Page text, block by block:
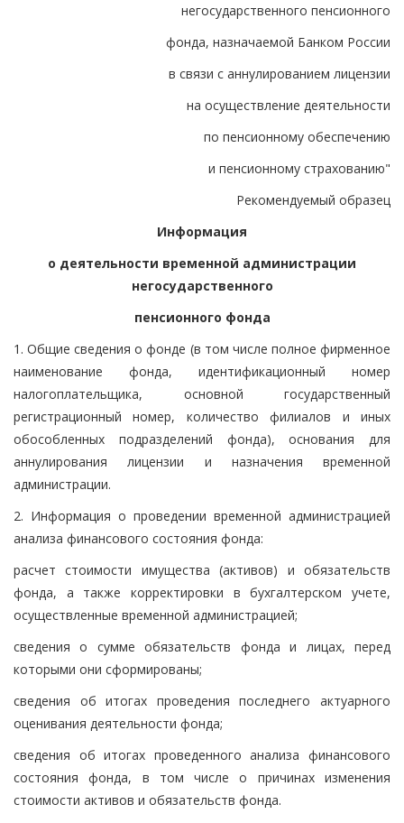
негосударственного пенсионного
фонда, назначаемой Банком России
в связи с аннулированием лицензии
на осуществление деятельности
по пенсионному обеспечению
и пенсионному страхованию"
Рекомендуемый образец
Информация
о деятельности временной администрации
негосударственного
пенсионного фонда
1. Общие сведения о фонде (в том числе полное фирменное
наименование фонда, идентификационный номер
налогоплательщика, основной государственный
регистрационный номер, количество филиалов и иных
обособленных подразделений фонда), основания для
аннулирования лицензии и назначения временной
администрации.
2. Информация о проведении временной администрацией
анализа финансового состояния фонда:
расчет стоимости имущества (активов) и обязательств
фонда, а также корректировки в бухгалтерском учете,
осуществленные временной администрацией;
сведения о сумме обязательств фонда и лицах, перед
которыми они сформированы;
сведения об итогах проведения последнего актуарного
оценивания деятельности фонда;
сведения об итогах проведенного анализа финансового
состояния фонда, в том числе о причинах изменения
стоимости активов и обязательств фонда.